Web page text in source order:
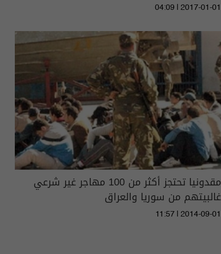
04:09 | 2017-01-01
مقدونيا تحتجز أكثر من 100 مهاجر غير شرعي
غالبيتهم من سوريا والعراق
11:57 | 2014-09-01